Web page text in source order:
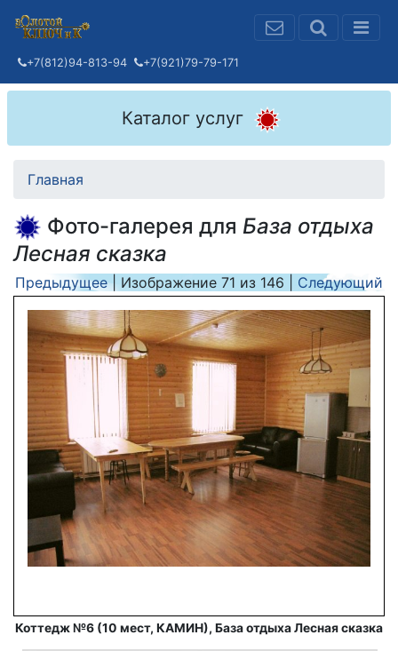
+7(812)94-813-94 +7(921)79-79-171
Каталог услуг
Главная
Фото-галерея для База отдыха
Лесная сказка
Предыдущее| Изображение 71 из 146 Следующий
Коттедж №6 (10 мест, КАМИН), База отдыха Лесная сказка